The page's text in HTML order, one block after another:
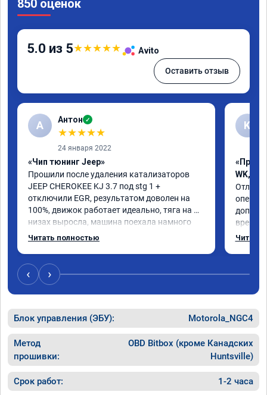
850 оценок
5.0 из 5★★★★★ Avito
Оставить отзыв
А Антон ✓
★★★★★
24 января 2022
«Чип тюнинг Jeep»
Прошили после удаления катализаторов
JEEP CHEROKEE KJ 3.7 под stg 1 +
отключили EGR, результатом доволен на
100%, движок работает идеально, тяга на
низах выросла, машина поехала намного
интереснее, расход топлива радует. Делал
Читать полностью
K
WK,
Читать
‹ ›
Блок управления (ЭБУ): Motorola_NGC4
Метод
прошивки:
OBD Bitbox (кроме Канадских
Huntsville)
Срок работ: 1-2 часа